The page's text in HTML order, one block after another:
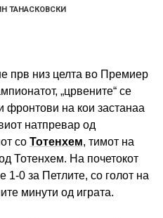
ТАНАСКОВСКИ
прв низ целта во Премиер
„црвените“ се
фронтови на кои застанаа
натпревар од
со Тотенхем, тимот на
Тотенхем. На почетокот
1-0 за Петлите, со голот на
минути од играта.